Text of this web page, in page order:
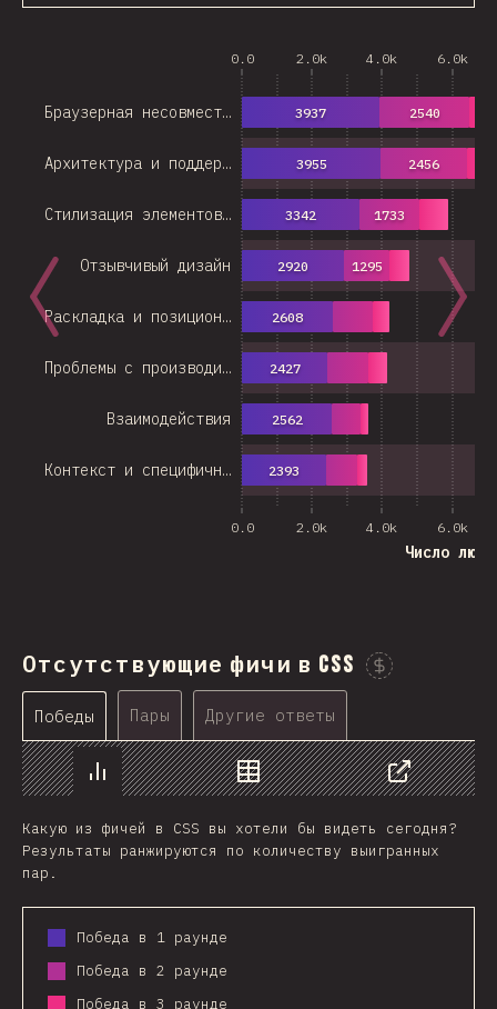
0.0 2.0k 4.0k 6.0k
0.0 2.0k 4.0k 6.0k
Число
Контекст и специфичн…
Взаимодействия
Проблемы с производи…
Раскладка и позицион…
Отзывчивый дизайн
Стилизация элементов…
Архитектура и поддер…
Браузерная несовмест…
2393
2562
2427
2608
2920
3342
3955
3937
1295
1733
2456
2540
Отсутствующие фичи в CSS
Победы Пары Другие ответы
График Данные
Поделиться
Какую из фичей в CSS вы хотели бы видеть сегодня?
Результаты ранжируются по количеству выигранных
пар.
Победа в 1 раунде
Победа в 2 раунде
Победа в 3 раунде